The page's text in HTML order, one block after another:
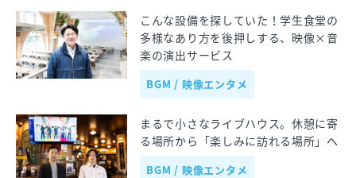
こんな設備を探していた！学生食堂の
多様なあり方を後押しする、映像×音
楽の演出サービス
BGM / 映像エンタメ
まるで小さなライブハウス。休憩に寄
る場所から「楽しみに訪れる場所」へ
BGM / 映像エンタメ